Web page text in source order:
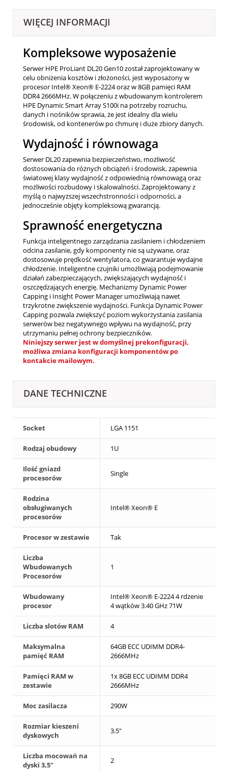
WIĘCEJ INFORMACJI
Kompleksowe wyposażenie
Serwer HPE ProLiant DL20 Gen10 został zaprojektowany w
celu obniżenia kosztów i złożoności, jest wyposażony w
procesor Intel® Xeon® E-2224oraz w 8GB pamięci RAM
DDR4 2666MHz. W połączeniu z wbudowanym kontrolerem
HPE Dynamic Smart Array S100i na potrzeby rozruchu,
danych i nośników sprawia, że ​​jest idealny dla wielu
środowisk, od kontenerów po chmurę i duże zbiory danych.
Wydajność i równowaga
Serwer DL20 zapewnia bezpieczeństwo, możliwość
dostosowania do różnych obciążeń i środowisk, zapewnia
światowej klasy wydajność z odpowiednią równowagą oraz
możliwości rozbudowy i skalowalności. Zaprojektowany z
myślą o najwyższej wszechstronności i odporności, a
jednocześnie objęty kompleksową gwarancją.
Sprawność energetyczna
Funkcja inteligentnego zarządzania zasilaniem i chłodzeniem
odcina zasilanie, gdy komponenty nie są używane, oraz
dostosowuje prędkość wentylatora, co gwarantuje wydajne
chłodzenie. Inteligentne czujniki umożliwiają podejmowanie
działań zabezpieczających, zwiększających wydajność i
oszczędzających energię. Mechanizmy Dynamic Power
Capping i Insight Power Manager umożliwiają nawet
trzykrotne zwiększenie wydajności. Funkcja Dynamic Power
Capping pozwala zwiększyć poziom wykorzystania zasilania
serwerów bez negatywnego wpływu na wydajność, przy
utrzymaniu pełnej ochrony bezpieczników.
Niniejszy serwer jest w domyślnej prekonfiguracji,
możliwa zmiana konfiguracji komponentów po
kontakcie mailowym.
DANE TECHNICZNE
Socket LGA 1151
Rodzaj obudowy 1U
Ilość gniazd
procesorów
Single
Rodzina
obsługiwanych
procesorów
Intel® Xeon® E
Procesor w zestawie Tak
Liczba
Wbudowanych
Procesorów
1
Wbudowany
procesor
Intel® Xeon® E-2224 4 rdzenie
4 wątków 3.40 GHz 71W
Liczba slotów RAM 4
Maksymalna
pamięć RAM
64GB ECC UDIMM DDR4-
2666MHz
Pamięci RAM w
zestawie
1x 8GB ECC UDIMM DDR4
2666MHz
Moc zasilacza 290W
Rozmiar kieszeni
dyskowych
3.5"
Liczba mocowań na
dyski 3,5"
2